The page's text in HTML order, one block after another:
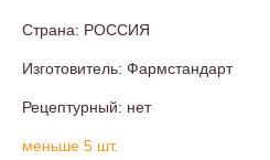
Страна: РОССИЯ
Изготовитель: Фармстандарт
Рецептурный: нет
меньше 5 шт.